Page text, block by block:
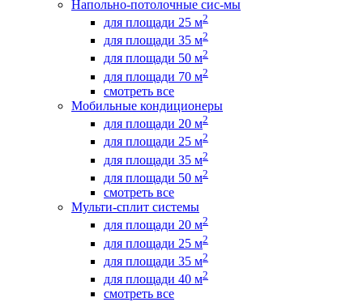
Напольно-потолочные сис-мы
для площади 25 м2
для площади 35 м2
для площади 50 м2
для площади 70 м2
смотреть все
Мобильные кондиционеры
для площади 20 м2
для площади 25 м2
для площади 35 м2
для площади 50 м2
смотреть все
Мульти-сплит системы
для площади 20 м2
для площади 25 м2
для площади 35 м2
для площади 40 м2
смотреть все